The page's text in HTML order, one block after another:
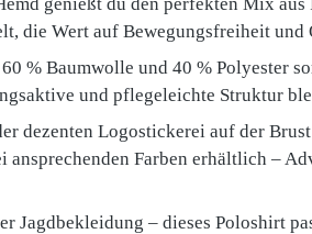
die Wert auf Bewegungsfreiheit
% Baumwolle und 40 % Polyester
und pflegeleichte Struktur
dezenten Logostickerei auf der
Farben erhältlich –
Jagdbekleidung – dieses Poloshirt